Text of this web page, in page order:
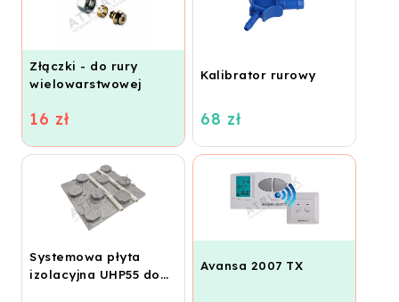
Złączki - do rury
wielowarstwowej
IVAR.TA 4420
16 zł
Kalibrator rurowy
68 zł
Systemowa płyta
izolacyjna UHP55 do
Avansa 2007 TX